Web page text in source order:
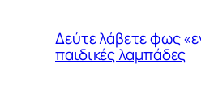
Δεύτε λάβετε φως
παιδικές λαμπάδες